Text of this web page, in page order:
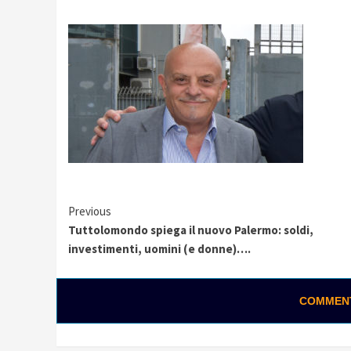
Continue
Reading
Previous
Tuttolomondo spiega il nuovo Palermo: soldi,
investimenti, uomini (e donne)….